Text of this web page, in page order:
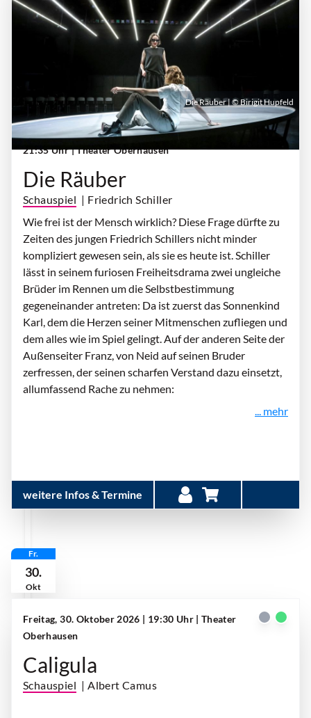
Donnerstag, 29. Oktober 2026 | 19:30 Uhr -
21:35 Uhr| Theater Oberhausen
Die Räuber
Schauspiel | Friedrich Schiller
Wie frei ist der Mensch wirklich? Diese Frage dürfte zu
Zeiten des jungen Friedrich Schillers nicht minder
kompliziert gewesen sein, als sie es heute ist. Schiller
lässt in seinem furiosen Freiheitsdrama zwei ungleiche
Brüder im Rennen um die Selbstbestimmung
gegeneinander antreten: Da ist zuerst das Sonnenkind
Karl, dem die Herzen seiner Mitmenschen zufliegen und
dem alles wie im Spiel gelingt. Auf der anderen Seite der
Außenseiter Franz, von Neid auf seinen Bruder
zerfressen, der seinen scharfen Verstand dazu einsetzt,
allumfassend Rache zu nehmen:
... mehr
weitere Infos & Termine
Die Räuber | © Birigit Hupfeld
Fr.
30.
Okt
Freitag, 30. Oktober 2026 | 19:30 Uhr | Theater
Oberhausen
Caligula
Schauspiel | Albert Camus